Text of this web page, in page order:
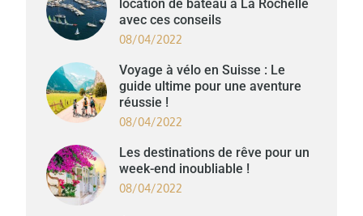
location de bateau à La Rochelle
avec ces conseils
08/04/2022
Voyage à vélo en Suisse : Le
guide ultime pour une aventure
réussie !
08/04/2022
Les destinations de rêve pour un
week-end inoubliable !
08/04/2022